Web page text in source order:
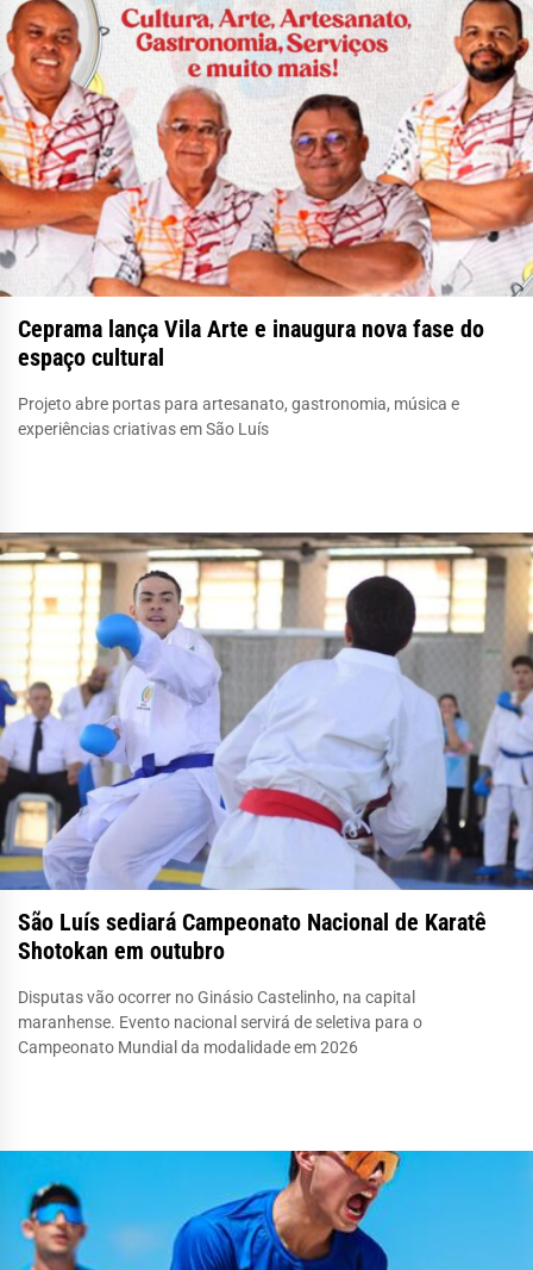
Ceprama lança Vila Arte e inaugura nova fase do
espaço cultural
Projeto abre portas para artesanato, gastronomia, música e
experiências criativas em São Luís
São Luís sediará Campeonato Nacional de Karatê
Shotokan em outubro
Disputas vão ocorrer no Ginásio Castelinho, na capital
maranhense. Evento nacional servirá de seletiva para o
Campeonato Mundial da modalidade em 2026